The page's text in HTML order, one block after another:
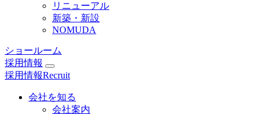
リニューアル
新築・新設
NOMUDA
ショールーム
採用情報
採用情報Recruit
会社を知る
会社案内